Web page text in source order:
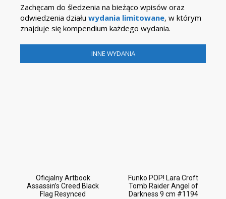
Zachęcam do śledzenia na bieżąco wpisów oraz
odwiedzenia działu wydania limitowane, w którym
znajduje się kompendium każdego wydania.
INNE WYDANIA
Oficjalny Artbook
Assassin’s Creed Black
Flag Resynced
Funko POP! Lara Croft
Tomb Raider Angel of
Darkness 9 cm #1194